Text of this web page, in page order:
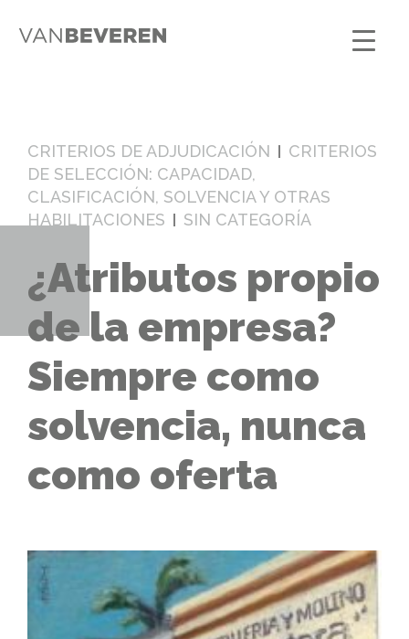
CRITERIOS DE ADJUDICACIÓN
CRITERIOS
DE SELECCIÓN: CAPACIDAD,
CLASIFICACIÓN, SOLVENCIA Y OTRAS
HABILITACIONES
SIN CATEGORÍA
¿Atributos propio
de la empresa?
Siempre como
solvencia, nunca
como oferta